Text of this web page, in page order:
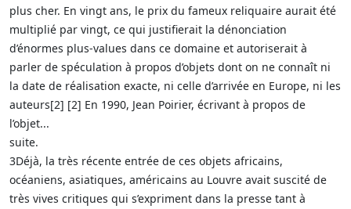
plus cher. En vingt ans, le prix du fameux reliquaire aurait été
multiplié par vingt, ce qui justifierait la dénonciation
d’énormes plus-values dans ce domaine et autoriserait à
parler de spéculation à propos d’objets dont on ne connaît ni
la date de réalisation exacte, ni celle d’arrivée en Europe, ni les
auteurs[2] [2] En 1990, Jean Poirier, écrivant à propos de
l’objet...
suite.
3Déjà, la très récente entrée de ces objets africains,
océaniens, asiatiques, américains au Louvre avait suscité de
très vives critiques qui s’expriment dans la presse tant à